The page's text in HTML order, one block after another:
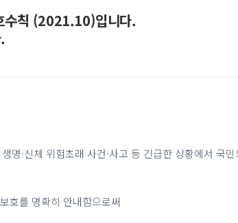
수칙 (2021.10)입니다.
명·신체 위험초래 사건·사고 등 긴급한 상황에서 국
호를 명확히 안내함으로써